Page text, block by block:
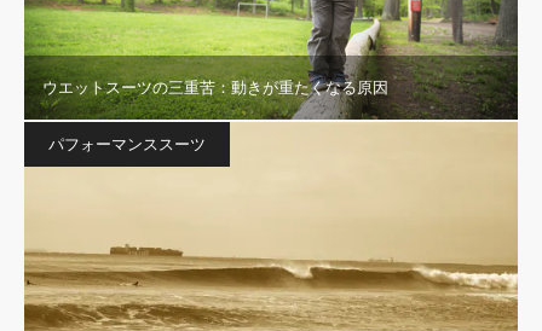
ウエットスーツの三重苦：動きが重たくなる原因
パフォーマンススーツ